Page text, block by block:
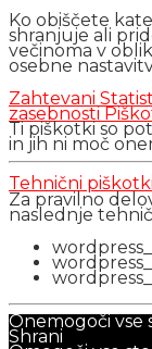
Ko obiščete
shranjuje ali
večinoma v
osebne
Zahtevani
zasebnosti
Ti piškotki so
in jih ni moč
Tehnični piškotki
Za pravilno
naslednje
Onemogoči vse
Shrani